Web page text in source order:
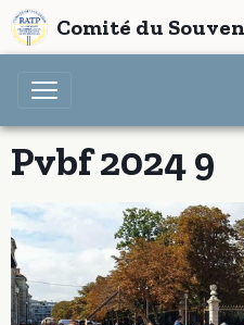
Comité du
Pvbf 2024 9